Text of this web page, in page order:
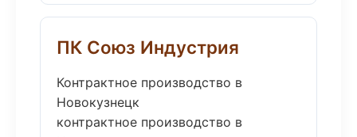
ПК Союз Индустрия
Контрактное производство в
Новокузнецк
контрактное производство в